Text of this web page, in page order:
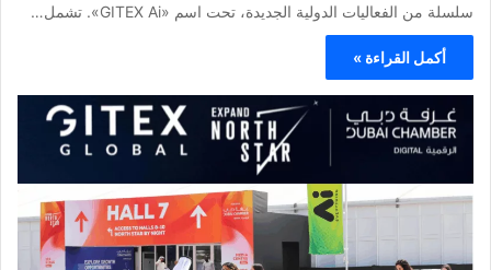
سلسلة من الفعاليات الدولية الجديدة، تحت اسم «GITEX Ai». تشمل…
أكمل القراءة »